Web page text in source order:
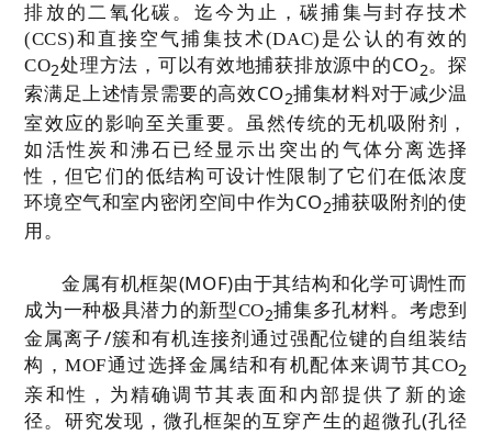
排放的二氧化碳。迄今为止，碳捕集与封存技术
(CCS)和直接空气捕集技术(DAC) 是公认的有效的
CO2处理方法，可以有效地捕获排放源中的CO2。探
索满足上述情景需要的高效CO2捕集材料对于减少温
室效应的影响至关重要。虽然传统的无机吸附剂，
如活性炭和沸石已经显示出突出的气体分离选择
性，但它们的低结构可设计性限制了它们在低浓度
环境空气和室内密闭空间中作为CO2捕获吸附剂的使
用。
金属有机框架(MOF)由于其结构和化学可调性而
成为一种极具潜力的新型CO2捕集多孔材料。考虑到
金属离子/簇和有机连接剂通过强配位键的自组装结
构，MOF通过选择金属结和有机配体来调节其CO2
亲和性，为精确调节其表面和内部提供了新的途
径。研究发现，微孔框架的互穿产生的超微孔(孔径